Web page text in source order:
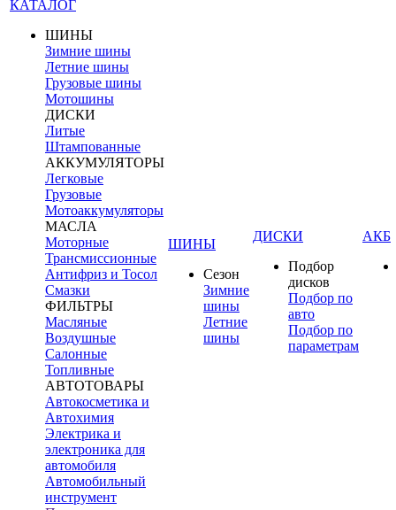
КАТАЛОГ
ШИНЫ
Зимние шины
Летние шины
Грузовые шины
Мотошины
ДИСКИ
Литые
Штампованные
АККУМУЛЯТОРЫ
Легковые
Грузовые
Мотоаккумуляторы
МАСЛА
Моторные
Трансмиссионные
Антифриз и Тосол
Смазки
ФИЛЬТРЫ
Масляные
Воздушные
Салонные
Топливные
АВТОТОВАРЫ
Автокосметика и
Автохимия
Электрика и
электроника для
автомобиля
Автомобильный
инструмент
ШИНЫ
Сезон
Зимние
шины
Летние
шины
ДИСКИ
Подбор
дисков
Подбор по
авто
Подбор по
параметрам
АКБ